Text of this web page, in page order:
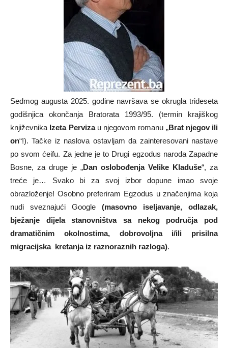
Sedmog augusta 2025. godine navršava se okrugla trideseta
godišnjica okončanja Bratorata 1993/95. (termin krajiškog
književnika Izeta Pervizau njegovom romanu „Brat njegov ili
on“!). Tačke iz naslova ostavljam da zainteresovani nastave
po svom ćeifu. Za jedne je to Drugi egzodus naroda Zapadne
Bosne, za druge je „Dan oslobođenja Velike Kladuše“, za
treće je… Svako bi za svoj izbor dopune imao svoje
obrazloženje! Osobno preferiram Egzodus u značenjima koja
nudi sveznajući Google (masovno iseljavanje, odlazak,
bježanje dijela stanovništva sa nekog područja pod
dramatičnim okolnostima, dobrovoljna i/ili prisilna
migracijska kretanja iz raznoraznih razloga).